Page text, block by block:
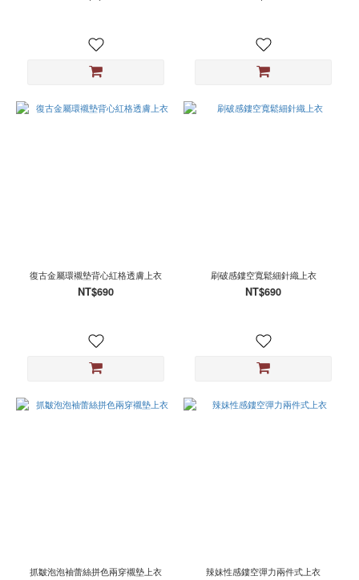
復古金屬環襯墊背心紅格透膚上衣
NT$690
刷破感鏤空寬鬆細針織上衣
NT$690
抓皺泡泡袖蕾絲拼色兩穿襯墊上衣 辣妹性感鏤空彈力兩件式上衣